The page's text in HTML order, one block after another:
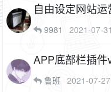
自由设定网站
F
9981 2021-07-
APP底部栏插
修复tinymce编
鲁班 2021-07-